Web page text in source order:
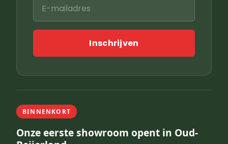
Inschrijven
BINNENKORT
Onze eerste showroom opent in Oud-